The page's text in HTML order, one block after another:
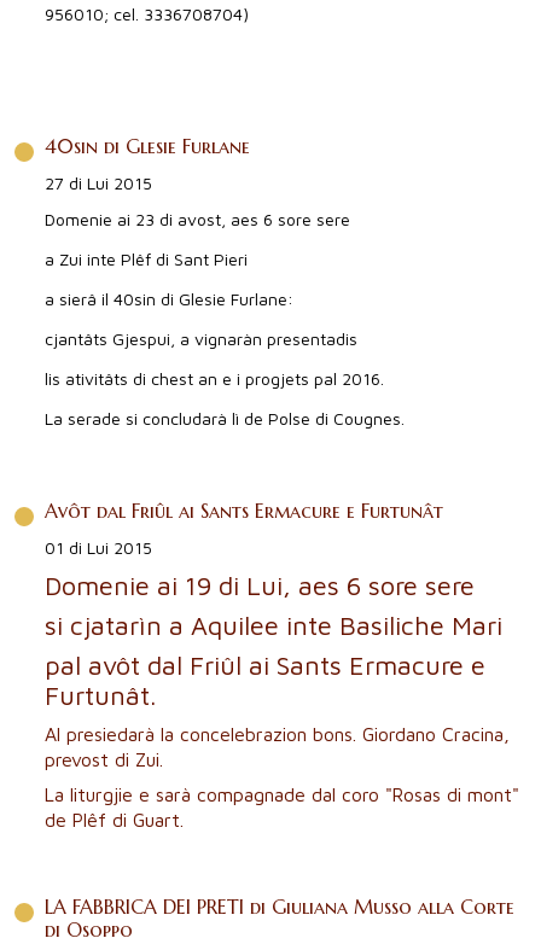
956010; cel. 3336708704)
40sin di Glesie Furlane
27 di Lui 2015
Domenie ai 23 di avost, aes 6 sore sere
a Zui inte Plêf di Sant Pieri
a sierâ il 40sin di Glesie Furlane:
cjantâts Gjespui, a vignaràn presentadis
lis ativitâts di chest an e i progjets pal 2016.
La serade si concludarà lì de Polse di Cougnes.
Avôt dal Friûl ai Sants Ermacure e Furtunât
01 di Lui 2015
Domenie ai 19 di Lui, aes 6 sore sere
si cjatarìn a Aquilee inte Basiliche Mari
pal avôt dal Friûl ai Sants Ermacure e
Furtunât.
Al presiedarà la concelebrazion bons. Giordano Cracina,
prevost di Zui.
La liturgjie e sarà compagnade dal coro "Rosas di mont"
de Plêf di Guart.
LA FABBRICA DEI PRETI di Giuliana Musso alla Corte
di Osoppo